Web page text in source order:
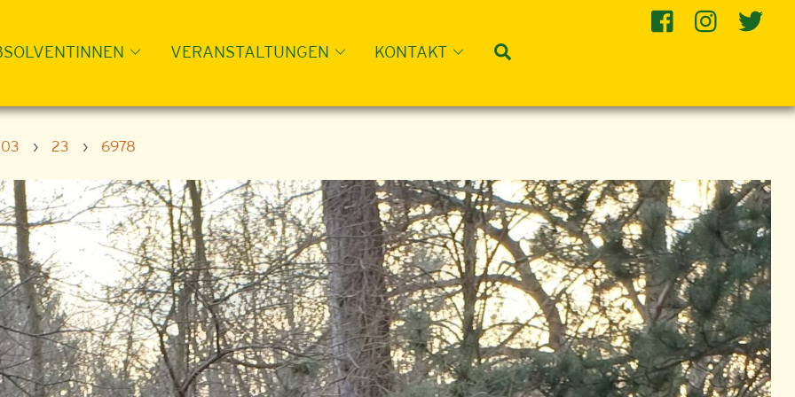
VERANSTALTUNGEN KONTAKT
03 › 23 › 6978